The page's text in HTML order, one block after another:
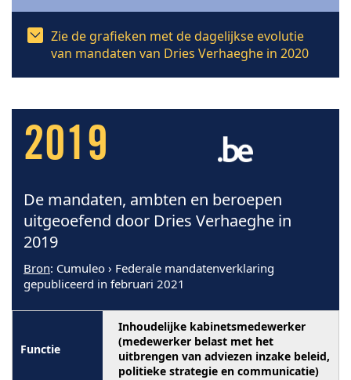
Zie de grafieken met de dagelijkse evolutie
van mandaten van Dries Verhaeghe in 2020
2019
De mandaten, ambten en beroepen
uitgeoefend door Dries Verhaeghe in
2019
Bron: Cumuleo › Federale mandatenverklaring
gepubliceerd in februari 2021
Inhoudelijke kabinetsmedewerker
(medewerker belast met het
uitbrengen van adviezen inzake beleid,
politieke strategie en communicatie)